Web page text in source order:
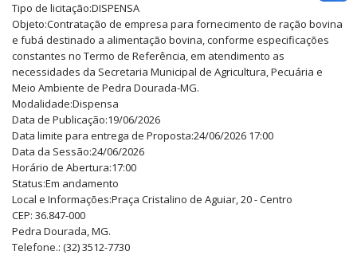
Tipo de licitação:DISPENSA
Objeto:Contratação de empresa para fornecimento de ração bovina
e fubá destinado a alimentação bovina, conforme especificações
constantes no Termo de Referência, em atendimento as
necessidades da Secretaria Municipal de Agricultura, Pecuária e
Meio Ambiente de Pedra Dourada-MG.
Modalidade:Dispensa
Data de Publicação:19/06/2026
Data limite para entrega de Proposta:24/06/2026 17:00
Data da Sessão:24/06/2026
Horário de Abertura:17:00
Status:Em andamento
Local e Informações:Praça Cristalino de Aguiar, 20 - Centro
CEP: 36.847-000
Pedra Dourada, MG.
Telefone.: (32) 3512-7730